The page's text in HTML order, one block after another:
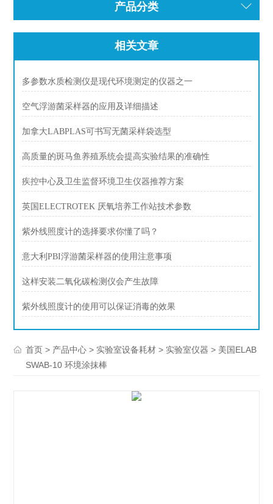
产品分类
相关文章
多参数水质检测仪是现代环境测定的仪器之一
空气浮游菌采样器的应用及详细描述
加拿大LABPLAS可书写无菌采样袋选型
高质量的斑马鱼养殖系统会提高实验结果的准确性
疾控中心及卫生监督环境卫生仪器推荐方案
英国ELECTROTEK 厌氧培养工作站技术参数
紫外线照度计的选择要求你懂了吗？
意大利PBI浮游菌采样器的使用注意事项
这样安装二氧化碳检测仪会产生故障
紫外线照度计的使用可以保证消毒的效果
首页 > 产品中心 > 实验室设备耗材 > 实验室仪器 > 美国ELAB
SWAB-10 环境涂抹棒